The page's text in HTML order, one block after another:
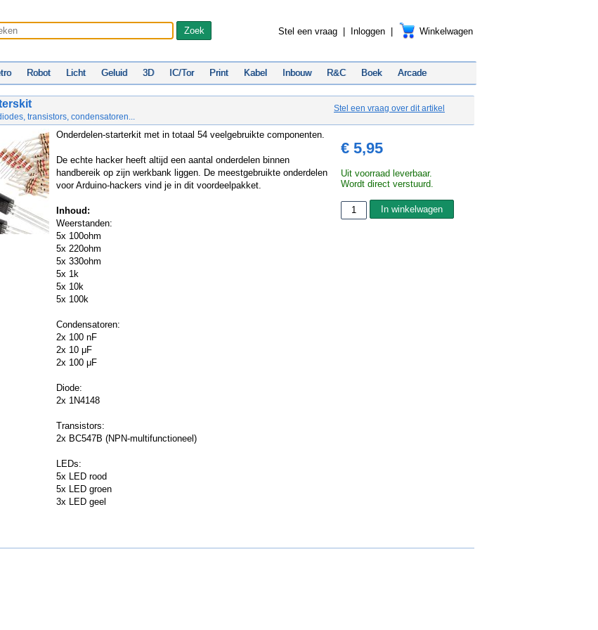
Stel een vraag Inloggen Winkelwagen
Robot Licht Geluid 3D IC/Tor Print Kabel Inbouw R&C Boek Arcade
transistors, condensatoren...
Stel een vraag over dit artikel
Onderdelen-starterkit met in totaal 54 veelgebruikte componenten.
De echte hacker heeft altijd een aantal onderdelen binnen
handbereik op zijn werkbank liggen. De meestgebruikte onderdelen
voor Arduino-hackers vind je in dit voordeelpakket.
Inhoud:
Weerstanden:
5x 100ohm
5x 220ohm
5x 330ohm
5x 1k
5x 10k
5x 100k
Condensatoren:
2x 100 nF
2x 10 μF
2x 100 μF
Diode:
2x 1N4148
Transistors:
2x BC547B (NPN-multifunctioneel)
LEDs:
5x LED rood
5x LED groen
3x LED geel
€ 5,95
Uit voorraad leverbaar.
Wordt direct verstuurd.